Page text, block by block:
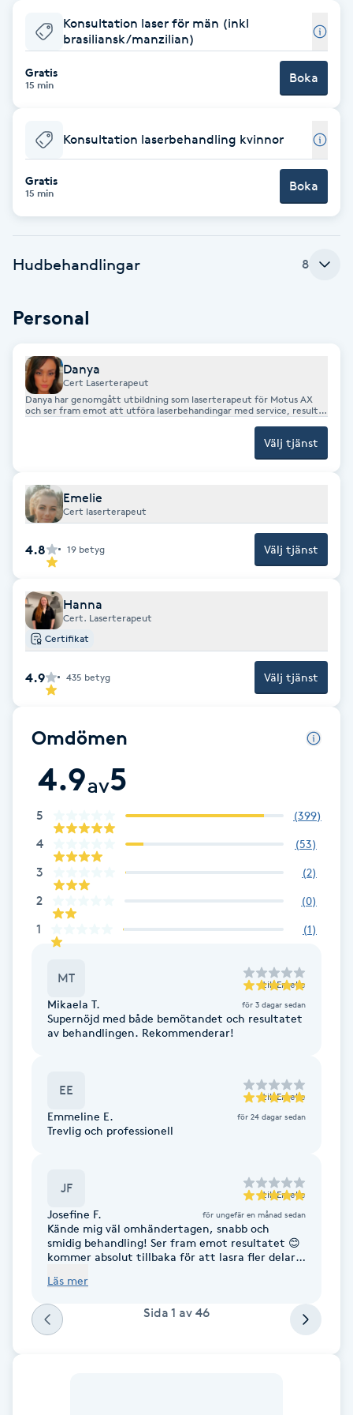
Babylights
Balayage
Barber
Brynformning
Brynplockning
Bröllopsuppsättning
Celluliter
Coachning
Cryoterapi
Damklippning
Dermapen
Diamantslipning
Enzympeeling
Extensions borttagning
Face framing
Fet hårbotten
Fettreducering
Konsultation laser för män (inkl
brasiliansk/manzilian)
Gratis
15 min Boka
Konsultation laserbehandling kvinnor
Gratis
15 min Boka
Hudbehandlingar 8
Personal
Danya
Cert Laserterapeut
Danya har genomgått utbildning som laserterapeut för Motus AX
och ser fram emot att utföra laserbehandingar med service, resultat
Välj tjänst
Emelie
Cert laserterapeut
4.8 19 betyg Välj tjänst
Hanna
Cert. Laserterapeut
Certifikat
4.9 435 betyg Välj tjänst
Omdömen
4.9av5
5 (399)
4 (53)
3 (2)
2 (0)
1 (1)
MT till Emelie
Mikaela T. för 3 dagar sedan
Supernöjd med både bemötandet och resultatet
av behandlingen. Rekommenderar!
EE till Emelie
Emmeline E. för 24 dagar sedan
Trevlig och professionell
JF till Emelie
Josefine F. för ungefär en månad sedan
Kände mig väl omhändertagen, snabb och
smidig behandling! Ser fram emot resultatet 😊
kommer absolut tillbaka för att lasra fler delar
Läs mer
Sida 1 av 46